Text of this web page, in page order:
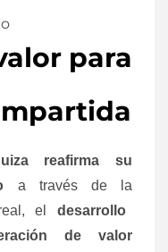
para
reafirma su
a través de la
el desarrollo
de valor